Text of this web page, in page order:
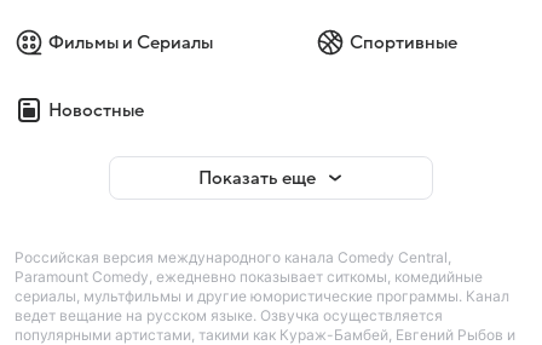
Фильмы и Сериалы Спортивные
Новостные
Показать еще
Российская версия международного канала Comedy Central,
Paramount Comedy, ежедневно показывает ситкомы, комедийные
сериалы, мультфильмы и другие юмористические программы. Канал
ведет вещание на русском языке. Озвучка осуществляется
популярными артистами, такими как Кураж-Бамбей, Евгений Рыбов и